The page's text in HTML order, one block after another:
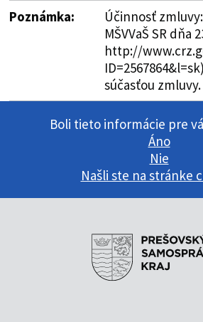
Poznámka:
Účinnosť
MŠVVaŠ SR dňa
http://
súčasťou zmluvy.
Boli tieto informácie pre
Áno
Nie
Našli ste na stránke